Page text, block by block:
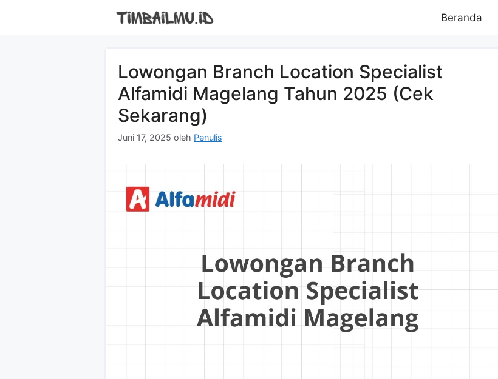
Beranda
Lowongan Branch Location Specialist
Alfamidi Magelang Tahun 2025 (Cek
Sekarang)
Juni 17, 2025 oleh Penulis